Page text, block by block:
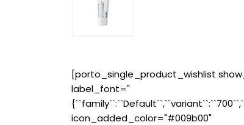
[porto_single_product_wishlist
label_font="
icon_added_color="#009b00"